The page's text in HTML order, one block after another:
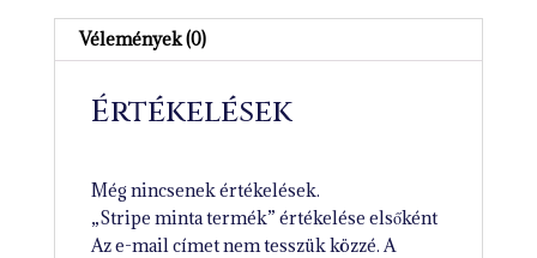
Vélemények (0)
Értékelések
Még nincsenek értékelések.
„Stripe minta termék” értékelése elsőként
Az e-mail címet nem tesszük közzé. A